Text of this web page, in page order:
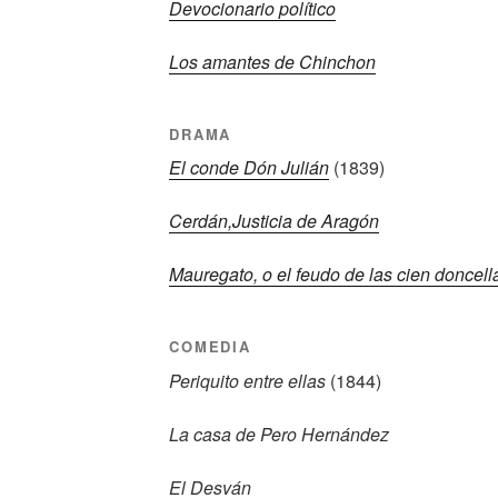
Devocionario político
Los amantes de Chinchon
DRAMA
El conde Dón Julián(1839)
Cerdán,Justicia de Aragón
Mauregato, o el feudo de las cien
COMEDIA
Periquito entre ellas(1844)
La casa de Pero Hernández
El Desván